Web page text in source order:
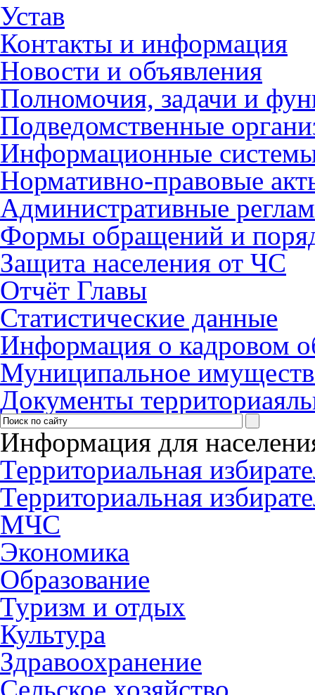
Устав
Контакты и информация
Новости и объявления
Полномочия, задачи и
Подведомственные
Информационные
Нормативно-правовые
Административные
Формы обращений и
Защита населения от ЧС
Отчёт Главы
Статистические данные
Информация о кадровом
Муниципальное
Документы
Информация для
Территориальная
Территориальная
МЧС
Экономика
Образование
Туризм и отдых
Культура
Здравоохранение